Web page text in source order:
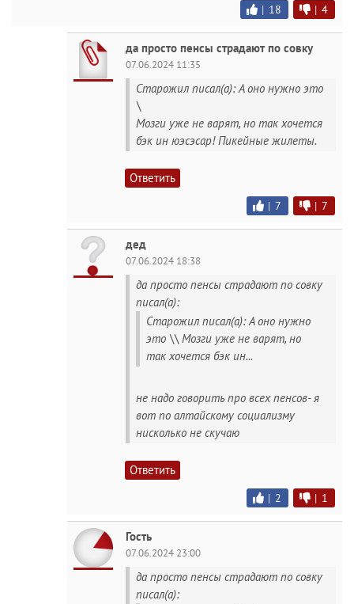
| 18 | 4
да просто пенсы страдают по совку
07.06.2024 11:35
Старожил писал(а): А оно нужно это
\
Мозги уже не варят, но так хочется
бэк ин юэсэсар! Пикейные жилеты.
Ответить
| 7 | 7
дед
07.06.2024 18:38
да просто пенсы страдают по совку
писал(а):
Старожил писал(а): А оно нужно
это \\ Мозги уже не варят, но
так хочется бэк ин...
не надо говорить про всех пенсов- я
вот по алтайскому социализму
нисколько не скучаю
Ответить
| 2 | 1
Гость
07.06.2024 23:00
да просто пенсы страдают по совку
писал(а):